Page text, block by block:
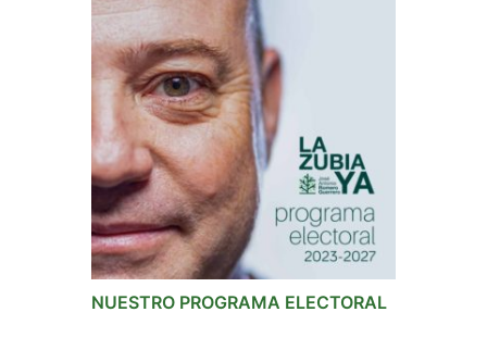
NUESTRO PROGRAMA ELECTORAL